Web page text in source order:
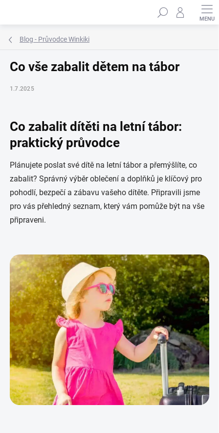
Hledat
Blog - Průvodce Winkiki
Co vše zabalit dětem na tábor
1.7.2025
Co zabalit dítěti na letní tábor:
praktický průvodce
Plánujete poslat své dítě na letní tábor a přemýšlíte, co
zabalit? Správný výběr oblečení a doplňků je klíčový pro
pohodlí, bezpečí a zábavu vašeho dítěte. Připravili jsme
pro vás přehledný seznam, který vám pomůže být na vše
připraveni.